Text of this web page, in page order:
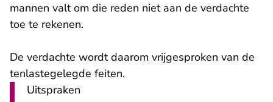
mannen valt om die reden niet aan de verdachte
toe te rekenen.
De verdachte wordt daarom vrijgesproken van de
tenlastegelegde feiten.
Uitspraken